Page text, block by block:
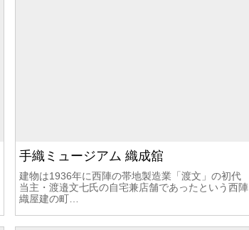
手織ミュージアム 織成舘
建物は1936年に西陣の帯地製造業「渡文」の初代
当主・渡邉文七氏の自宅兼店舗であったという西陣
織屋建の町…